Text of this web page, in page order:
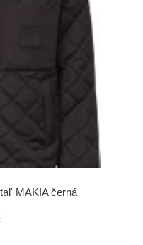
MAKIA černá